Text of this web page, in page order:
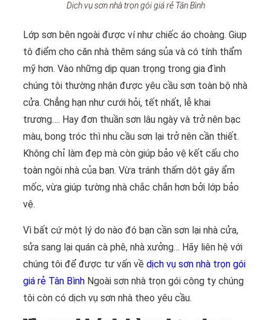
Dịch vụ sơn nhà trọn gói giá rẻ Tân Bình
Lớp sơn bên ngoài được ví như chiếc áo choàng. Giup
tô điểm cho căn nhà thêm sáng sủa và có tính thẩm
mỹ hơn. Vào những dịp quan trọng trong gia đình
chúng tôi thường nhận được yêu cầu sơn toàn bộ nhà
cửa. Chẳng hạn như cưới hỏi, tết nhất, lễ khai
trương…. Hay đơn thuần sơn lâu ngày và trở nên bạc
màu, bong tróc thì nhu cầu sơn lại trở nên cần thiết.
Không chỉ làm đẹp mà còn giúp bảo vệ kết cấu cho
toàn ngôi nhà của bạn. Vừa tránh thấm dột gây ẩm
mốc, vừa giúp tường nhà chắc chắn hơn bởi lớp bảo
vệ.
Vì bất cứ một lý do nào đó bạn cần sơn lại nhà cửa,
sửa sang lại quán cà phê, nhà xưởng… Hãy liên hệ với
chúng tôi để được tư vấn về dịch vụ sơn nhà trọn gói
giá rẻ Tân Bình Ngoài sơn nhà trọn gói công ty chúng
tôi còn có dịch vụ sơn nhà theo yêu cầu.